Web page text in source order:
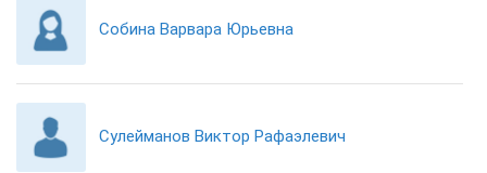
Собина Варвара Юрьевна
Сулейманов Виктор Рафаэлевич